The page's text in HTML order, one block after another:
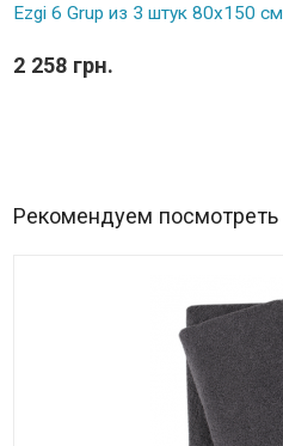
Ezgi 6 Grup из 3 штук 80х150 см
2 258 грн.
Рекомендуем посмотреть